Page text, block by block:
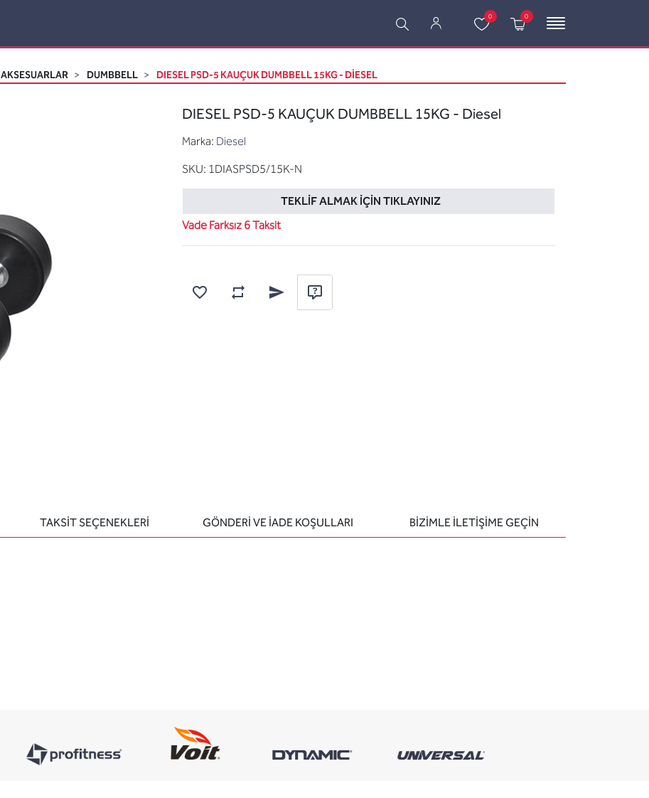
0 0
AKSESUARLAR DUMBBELL DIESEL PSD-5 KAUÇUK DUMBBELL 15KG - DIESEL
DIESEL PSD-5 KAUÇUK DUMBBELL 15KG - Diesel
Marka: Diesel
SKU: 1DIASPSD5/15K-N
TEKLIF ALMAK İÇIN TIKLAYINIZ
Vade Farksız 6 Taksit
Favorilere ekle
Karşılaştırma listesine ekle
Arkadaşına e-posta ile gönder
Soru sor
TAKSİT SEÇENEKLERİ GÖNDERİ VE İADE KOŞULLARI BIZIMLE ILETIŞIME GEÇIN